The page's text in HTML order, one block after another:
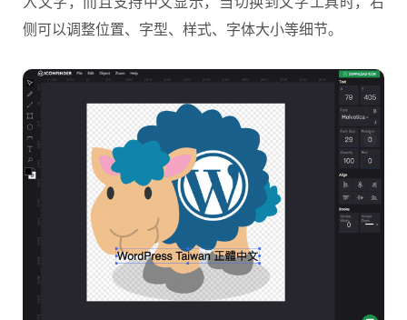
侧可以调整位置、字型、样式、字体大小等细节。